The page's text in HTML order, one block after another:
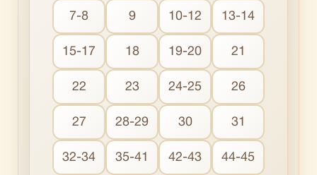
7-8 9 10-12 13-14
15-17 18 19-20 21
22 23 24-25 26
27 28-29 30 31
32-34 35-41 42-43 44-45